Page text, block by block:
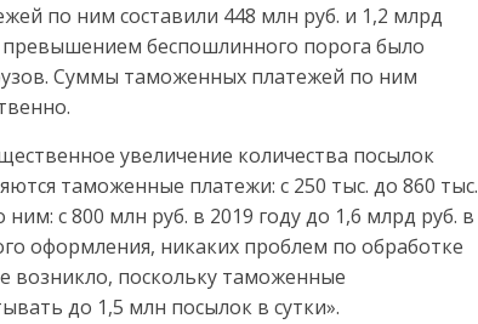
по ним составили 448 млн руб. и 1,2 млрд
превышением беспошлинного порога было
Суммы таможенных платежей по ним
увеличение количества посылок
таможенные платежи: с 250 тыс. до 860 тыс.
с 800 млн руб. в 2019 году до 1,6 млрд руб. в
оформления, никаких проблем по обработке
возникло, поскольку таможенные
до 1,5 млн посылок в сутки».